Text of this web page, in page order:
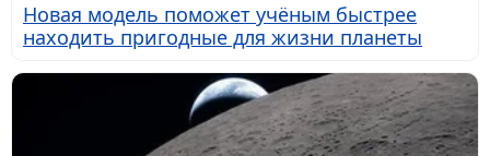
Новая модель поможет учёным быстрее
находить пригодные для жизни планеты